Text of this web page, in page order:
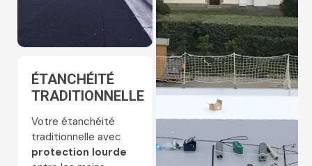
ÉTANCHÉITÉ
TRADITIONNELLE
Votre étanchéité
traditionnelle avec
protection lourde
ENTRETIEN DE
TOITURE
Valorisez votre
patrimoine : une
toiture propre, un